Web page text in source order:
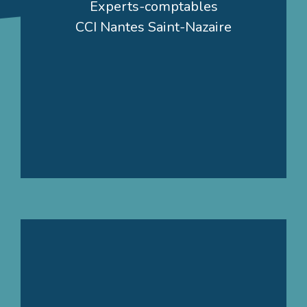
Experts-comptables
CCI Nantes Saint-Nazaire
Laurent MEILLAREC